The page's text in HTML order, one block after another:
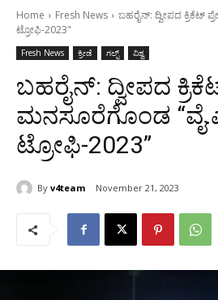
Home Fresh News
ಬಹರೈನ್: ದ್ವೀಪದ ಕ್ರಿಕೆಟ್
ಟ್ರೋಫಿ-2023"
Fresh News ಕ್ರೀಡೆ ಗಲ್ಫ್ ವಿಶ್ವ
ಬಹರೈನ್: ದ್ವೀಪದ
ಮನಸೂರೆಗೊಂಡ
ಟ್ರೋಫಿ-2023”
By v4team November 21, 2023